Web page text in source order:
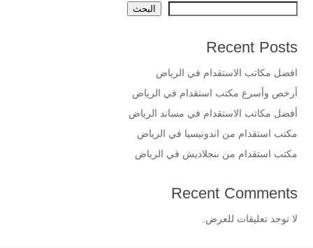
البحث
Recent Posts
افضل مكاتب الاستقدام في الرياض
أرخص وأسرع مكتب استقدام في الرياض
أفضل مكاتب الاستقدام في مساند الرياض
مكتب استقدام من اندونيسيا في الرياض
مكتب استقدام من بنجلاديش في الرياض
Recent Comments
لا توجد تعليقات للعرض.